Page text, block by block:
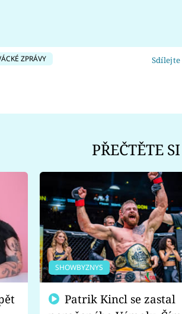
ZPRÁVY
PŘEČTĚTE
SHOWBYZNYS